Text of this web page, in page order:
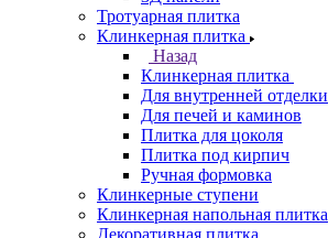
Тротуарная плитка
Клинкерная плитка
Назад
Клинкерная плитка
Для внутренней отделки
Для печей и каминов
Плитка для цоколя
Плитка под кирпич
Ручная формовка
Клинкерные ступени
Клинкерная напольная плитка
Декоративная плитка